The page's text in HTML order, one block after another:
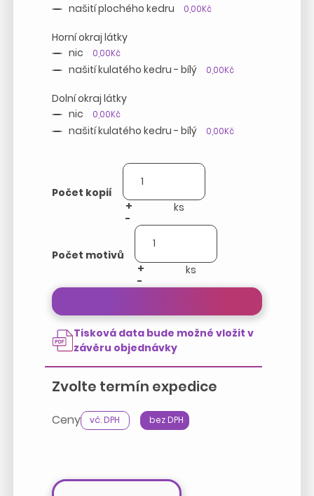
našití plochého kedru 0,00Kč
Horní okraj látky
nic
0,00Kč
našití kulatého kedru - bílý 0,00Kč
Dolní okraj látky
nic
0,00Kč
našití kulatého kedru - bílý 0,00Kč
Počet kopií
+
-
Počet motivů
+
-
Tisková data bude možné vložit v
závěru objednávky
Zvolte termín expedice
Ceny vč. DPH bez DPH